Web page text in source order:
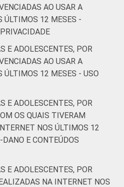
AO USAR A
ÚLTIMOS 12 MESES -
E ADOLESCENTES, POR
AO USAR A
ÚLTIMOS 12 MESES - USO
E ADOLESCENTES, POR
OS QUAIS TIVERAM
NOS ÚLTIMOS 12
E CONTEÚDOS
E ADOLESCENTES, POR
NA INTERNET NOS